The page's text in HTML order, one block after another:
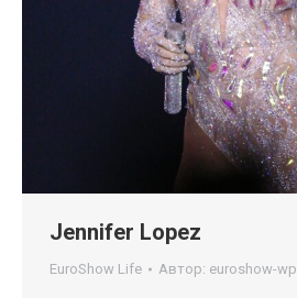
Jennifer Lopez
EuroShow Life Автор: euroshow-wp